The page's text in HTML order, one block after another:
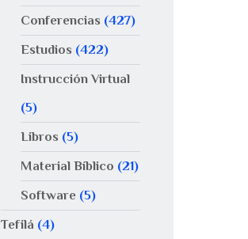
Conferencias (427)
Estudios (422)
Instrucción Virtual
(5)
Libros (5)
Material Bíblico (21)
Software(5)
Tefilá (4)